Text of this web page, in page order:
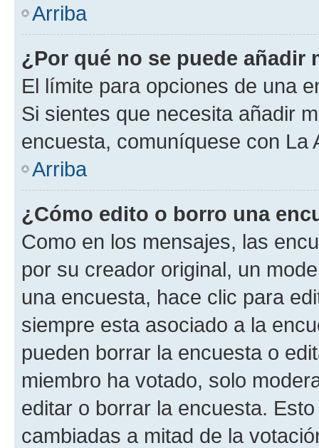
Arriba
¿Por qué no se puede añadir
El límite para opciones de una
Si sientes que necesita añadir
encuesta, comuníquese con La
Arriba
¿Cómo edito o borro una
Como en los mensajes, las
por su creador original, un
una encuesta, hace clic para
siempre esta asociado a la
pueden borrar la encuesta o
miembro ha votado, solo
editar o borrar la encuesta.
cambiadas a mitad de la